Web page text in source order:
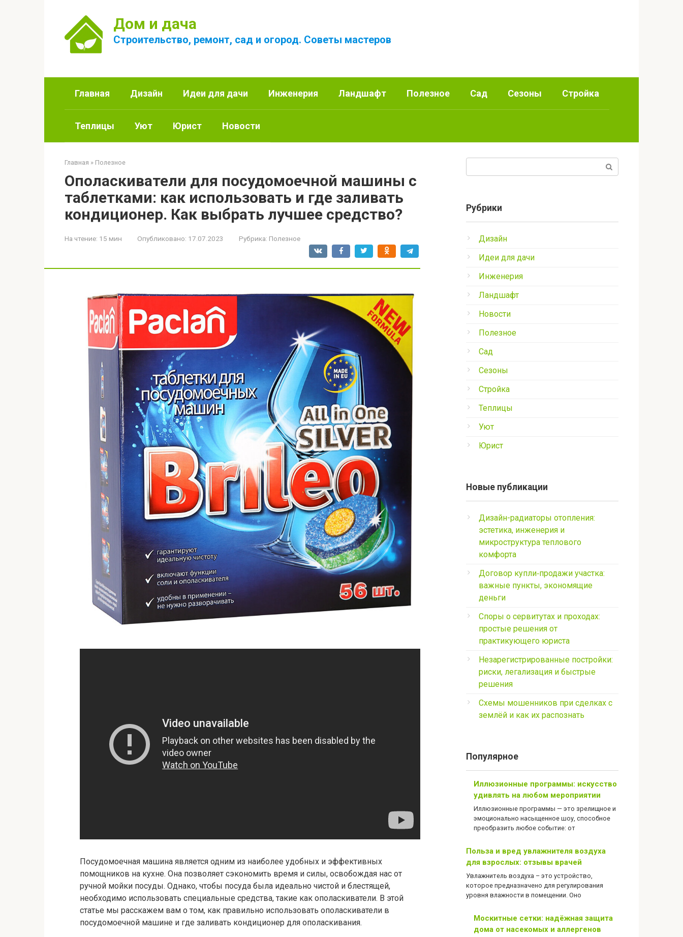
Дом и дача
Строительство, ремонт, сад и огород. Советы мастеров
Главная Дизайн Идеи для дачи Инженерия Ландшафт Полезное Сад Сезоны Стройка
Теплицы Уют Юрист Новости
Главная » Полезное
Ополаскиватели для посудомоечной машины с
таблетками: как использовать и где заливать
кондиционер. Как выбрать лучшее средство?
На чтение: 15 мин Опубликовано: 17.07.2023 Рубрика: Полезное
Посудомоечная машина является одним из наиболее удобных и эффективных
помощников на кухне. Она позволяет сэкономить время и силы, освобождая нас от
ручной мойки посуды. Однако, чтобы посуда была идеально чистой и блестящей,
необходимо использовать специальные средства, такие как ополаскиватели. В этой
статье мы расскажем вам о том, как правильно использовать ополаскиватели в
посудомоечной машине и где заливать кондиционер для ополаскивания.
Рубрики
Дизайн
Идеи для дачи
Инженерия
Ландшафт
Новости
Полезное
Сад
Сезоны
Стройка
Теплицы
Уют
Юрист
Новые публикации
Дизайн-радиаторы отопления:
эстетика, инженерия и
микроструктура теплового
комфорта
Договор купли‑продажи участка:
важные пункты, экономящие
деньги
Споры о сервитутах и проходах:
простые решения от
практикующего юриста
Незарегистрированные постройки:
риски, легализация и быстрые
решения
Схемы мошенников при сделках с
землёй и как их распознать
Популярное
Иллюзионные программы: искусство
удивлять на любом мероприятии
Иллюзионные программы — это зрелищное и
эмоционально насыщенное шоу, способное
преобразить любое событие: от
Польза и вред увлажнителя воздуха
для взрослых: отзывы врачей
Увлажнитель воздуха – это устройство,
которое предназначено для регулирования
уровня влажности в помещении. Оно
Москитные сетки: надёжная защита
дома от насекомых и аллергенов